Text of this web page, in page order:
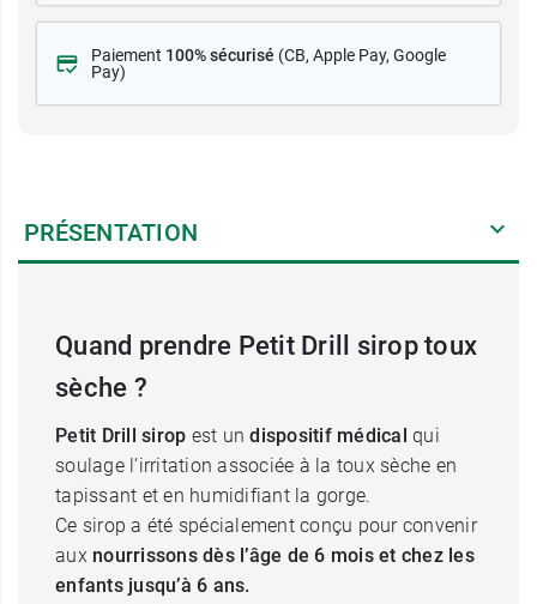
Paiement 100% sécurisé (CB, Apple Pay, Google
Pay)
PRÉSENTATION
Quand prendre Petit Drill sirop toux
sèche ?
Petit Drill sirop est undispositif médical qui
soulage l’irritation associée à la toux sèche en
tapissant et en humidifiant la gorge.
Ce sirop a été spécialement conçu pour convenir
auxnourrissons dès l’âge de 6 mois et chez les
enfants jusqu’à 6 ans.